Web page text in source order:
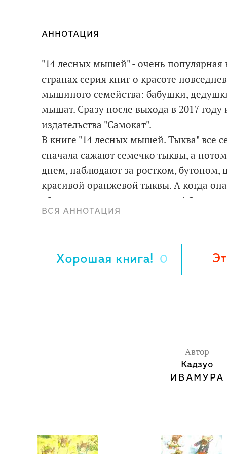
АННОТАЦИЯ
"14 лесных мышей" - очень
странах серия книг о красоте
мышиного семейства: бабушки,
мышат. Сразу после выхода в 2017 году
издательства "Самокат".
В книге "14 лесных мышей. Тыква" все
сначала сажают семечко тыквы, а
днем, наблюдают за ростком, бутоном,
красивой оранжевой тыквы. А когда
сбора урожая и осеннего пира! Смена
природы, удивительный свет - все есть
Книги Ивамуры напоминают
хочется рассмотреть и потрогать
событие наполнено истинно
ВСЯ АННОТАЦИЯ
Хорошая книга! 0
Автор
Кадзуо
ИВАМУРА